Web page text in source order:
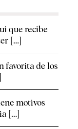
que recibe
[...]
favorita de los
motivos
[...]